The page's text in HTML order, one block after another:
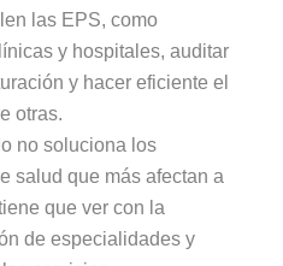
las EPS, como
y hospitales, auditar
y hacer eficiente el
otras.
no soluciona los
salud que más afectan a
que ver con la
de especialidades y